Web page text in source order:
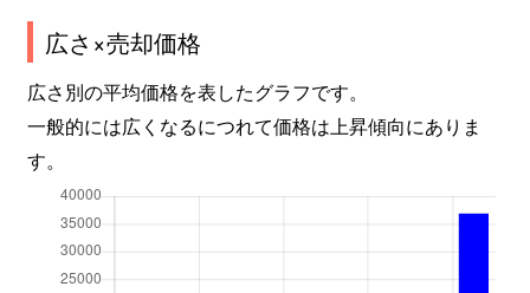
広さ×売却価格
広さ別の平均価格を表したグラフです。
一般的には広くなるにつれて価格は上昇傾向にありま
す。